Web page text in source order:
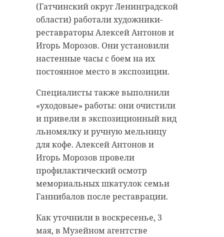
(Гатчинский округ Ленинградской
области) работали художники-
реставраторы Алексей Антонов и
Игорь Морозов. Они установили
настенные часы с боем на их
постоянное место в экспозиции.
Специалисты также выполнили
«уходовые» работы: они очистили
и привели в экспозиционный вид
льномялку и ручную мельницу
для кофе. Алексей Антонов и
Игорь Морозов провели
профилактический осмотр
мемориальных шкатулок семьи
Ганнибалов после реставрации.
Как уточнили в воскресенье, 3
мая, в Музейном агентстве